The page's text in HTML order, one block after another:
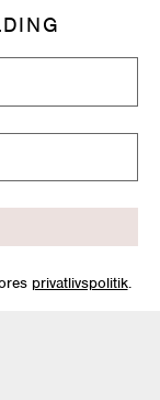
privatlivspolitik.